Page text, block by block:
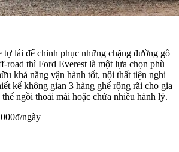
tự lái để chinh phục những chặng đường gồ
road thì Ford Everest là một lựa chọn phù
khả năng vận hành tốt, nội thất tiện nghi
kế không gian 3 hàng ghế rộng rãi cho gia
ngồi thoải mái hoặc chứa nhiều hành lý.
ngày